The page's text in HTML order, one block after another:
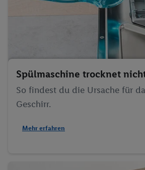
Spülmaschine trocknet
So findest du die Ursache für
Geschirr.
Mehr erfahren